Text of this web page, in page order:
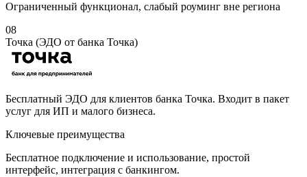
Ограниченный функционал, слабый роуминг вне региона
08
Точка (ЭДО от банка Точка)
Бесплатный ЭДО для клиентов банка Точка. Входит в пакет
услуг для ИП и малого бизнеса.
Ключевые преимущества
Бесплатное подключение и использование, простой
интерфейс, интеграция с банкингом.